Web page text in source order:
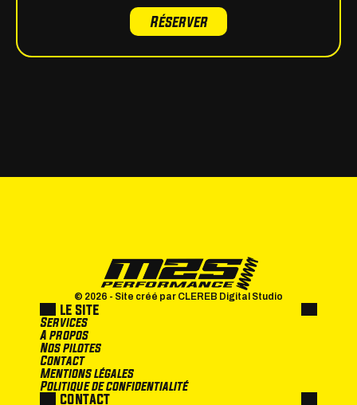
Réserver
© 2026 - Site créé par CLEREB Digital Studio
le site
Services
A propos
Nos pilotes
Contact
Mentions légales
Politique de confidentialité
contact